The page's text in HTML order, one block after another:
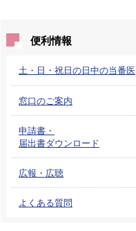
便利情報
土・日・祝日の日中の当番医
窓口のご案内
申請書・
届出書ダウンロード
広報・広聴
よくある質問